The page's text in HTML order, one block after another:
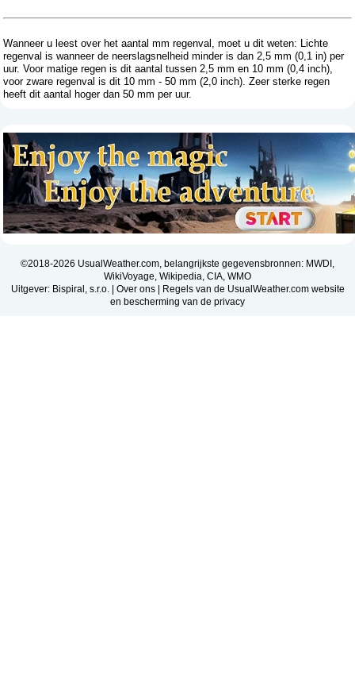
Wanneer u leest over het aantal mm regenval, moet u dit weten: Lichte
regenval is wanneer de neerslagsnelheid minder is dan 2,5 mm (0,1 in) per
uur. Voor matige regen is dit aantal tussen 2,5 mm en 10 mm (0,4 inch),
voor zware regenval is dit 10 mm - 50 mm (2,0 inch). Zeer sterke regen
heeft dit aantal hoger dan 50 mm per uur.
©2018-2026 UsualWeather.com, belangrijkste gegevensbronnen: MWDI,
WikiVoyage, Wikipedia, CIA, WMO
Uitgever: Bispiral, s.r.o. | Over ons| Regels van de UsualWeather.com website
en bescherming van de privacy